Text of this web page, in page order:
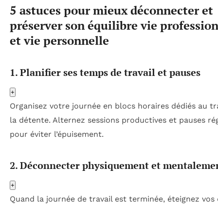
5 astuces pour mieux déconnecter et
préserver son équilibre vie
et vie personnelle
1. Planifier ses temps de travail et pauses
+
Organisez votre journée en blocs horaires dédiés au
la détente. Alternez sessions productives et pauses
pour éviter l’épuisement.
2. Déconnecter physiquement et
+
Quand la journée de travail est terminée, éteignez vos